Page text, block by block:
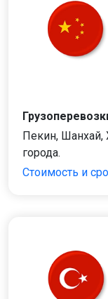
Пекин, Шанхай,
города.
Стоимость и